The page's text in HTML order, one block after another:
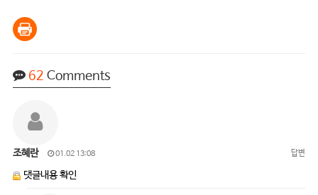
62 Comments
조혜란 01.02 13:08 답변
댓글내용 확인